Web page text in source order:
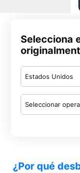
Selecciona
Estados Unidos
Seleccionar
¿Por qué